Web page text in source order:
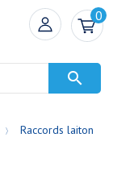
0

Raccords laiton